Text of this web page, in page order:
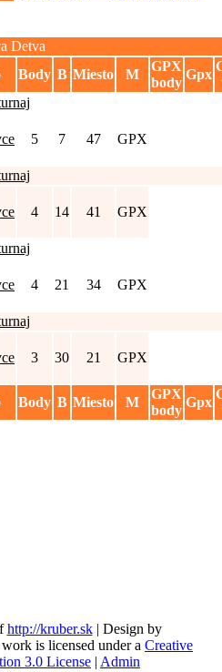
Detva
Body B Miesto M
GPX
body
Gpx
5 7 47 GPX
4 14 41 GPX
4 21 34 GPX
3 30 21 GPX
Body B Miesto M
GPX
body
Gpx
http://kruber.sk| Design by
is licensed under a Creative
3.0 License | Admin